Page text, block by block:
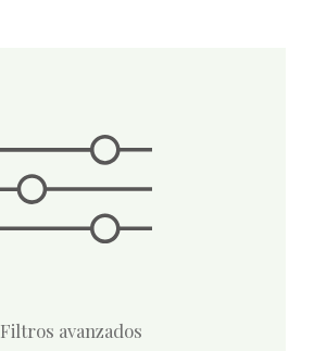
Filtros avanzados